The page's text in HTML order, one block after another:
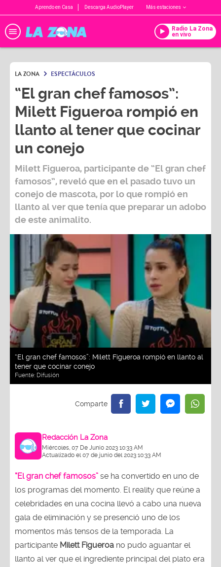
Aprendo en Casa Descarga AudioPlayer Más estaciones
Radio La Zona
en vivo
LA ZONA ESPECTÁCULOS
“El gran chef famosos”:
Milett Figueroa rompió en
llanto al tener que cocinar
un conejo
Milett Figueroa, participante de “El gran chef
famosos”, reveló que en el pasado tuvo un
conejo de mascota, por lo que rompió en
llanto al ver que tenía que preparar un adobo
de este animalito.
“El gran chef famosos”: Milett Figueroa rompió en llanto al
tener que cocinar conejo
Fuente: Difusión
Redacción La Zona
Miércoles, 07 De Junio 2023 10:33 AM
Actualizado el 07 de junio del 2023 10:33 AM
“El gran chef famosos” se ha convertido en uno de
los programas del momento. El reality que reúne a
celebridades en una cocina llevó a cabo una nueva
gala de eliminación y se presenció uno de los
momentos más tensos de la temporada. La
participante Milett Figueroa no pudo aguantar el
llanto al ver que el ingrediente principal del plato era